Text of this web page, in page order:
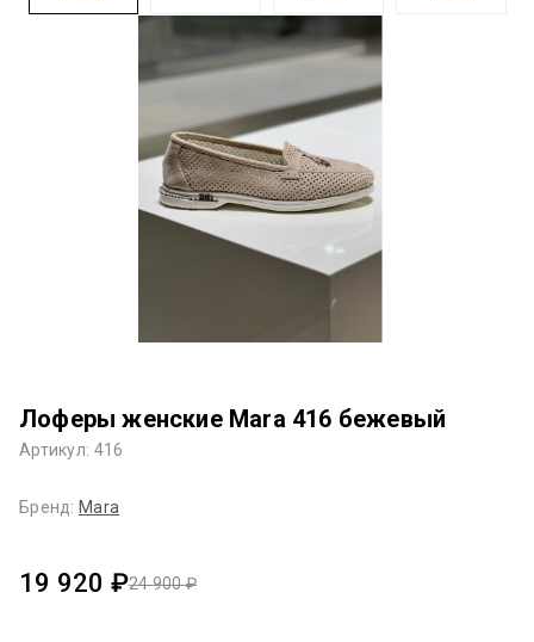
Лоферы женские Mara 416 бежевый
Артикул: 416
Бренд: Mara
24 900 ₽
19 920 ₽